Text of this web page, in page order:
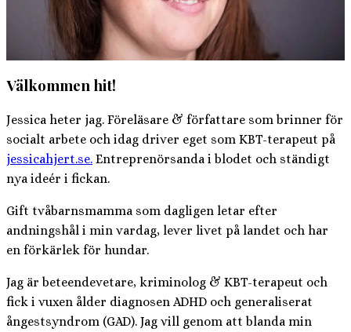
Välkommen hit!
Jessica heter jag. Föreläsare & författare som brinner för
socialt arbete och idag driver eget som KBT-terapeut på
jessicahjert.se. Entreprenörsanda i blodet och ständigt
nya ideér i fickan.
Gift tvåbarnsmamma som dagligen letar efter
andningshål i min vardag, lever livet på landet och har
en förkärlek för hundar.
Jag är beteendevetare, kriminolog & KBT-terapeut och
fick i vuxen ålder diagnosen ADHD och generaliserat
ångestsyndrom (GAD). Jag vill genom att blanda min